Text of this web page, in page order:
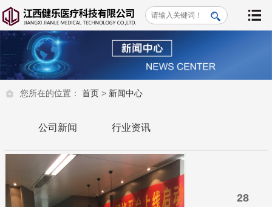
您所在的位置： 首页> 新闻中心
公司新闻 行业资讯
28